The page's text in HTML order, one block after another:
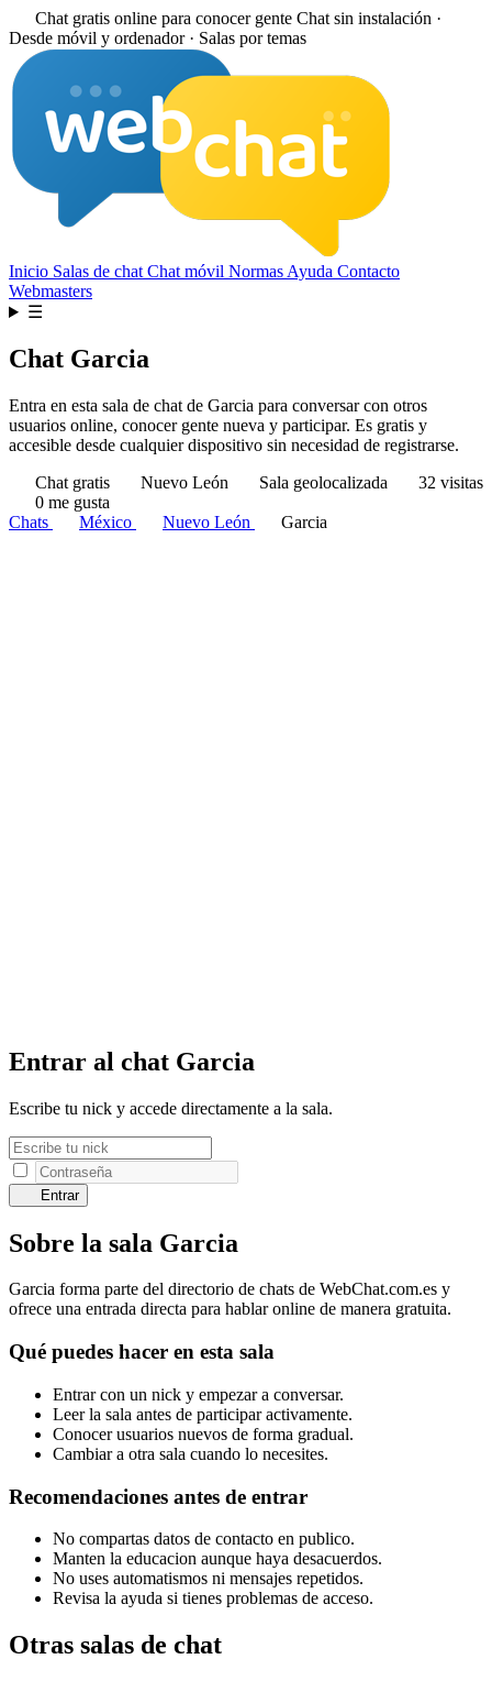
Chat gratis online para conocer gente Chat sin instalación ·
Desde móvil y ordenador · Salas por temas
Inicio Salas de chat Chat móvil Normas Ayuda Contacto
Webmasters
☰
Chat Garcia
Entra en esta sala de chat de Garcia para conversar con otros
usuarios online, conocer gente nueva y participar. Es gratis y
accesible desde cualquier dispositivo sin necesidad de registrarse.
Chat gratis
Nuevo León Sala geolocalizada
32 visitas
0 me gusta
Chats
México Nuevo León Garcia
Entrar al chat Garcia
Escribe tu nick y accede directamente a la sala.
Entrar
Sobre la sala Garcia
Garcia forma parte del directorio de chats de WebChat.com.es y
ofrece una entrada directa para hablar online de manera gratuita.
Qué puedes hacer en esta sala
Entrar con un nick y empezar a conversar.
Leer la sala antes de participar activamente.
Conocer usuarios nuevos de forma gradual.
Cambiar a otra sala cuando lo necesites.
Recomendaciones antes de entrar
No compartas datos de contacto en publico.
Manten la educacion aunque haya desacuerdos.
No uses automatismos ni mensajes repetidos.
Revisa la ayuda si tienes problemas de acceso.
Otras salas de chat